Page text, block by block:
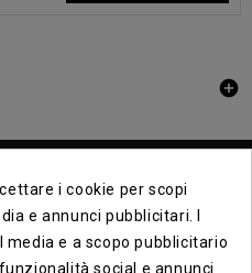

i cookie per scopi
e annunci pubblicitari. I
e a scopo pubblicitario
social e annunci